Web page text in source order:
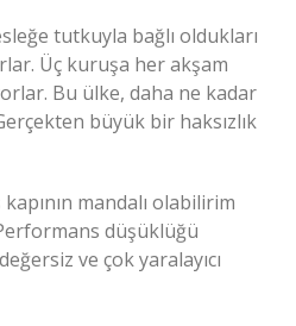
tutkuyla bağlı oldukları
Üç kuruşa her akşam
Bu ülke, daha ne kadar
büyük bir haksızlık
mandalı olabilirim
düşüklüğü
ve çok yaralayıcı